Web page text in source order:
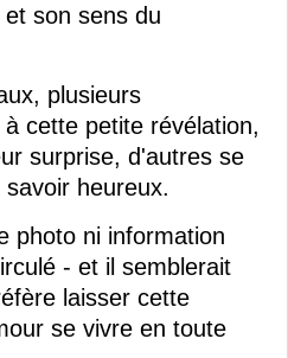
son sens du
plusieurs
cette petite révélation,
surprise, d'autres se
heureux.
photo ni information
- et il semblerait
laisser cette
se vivre en toute